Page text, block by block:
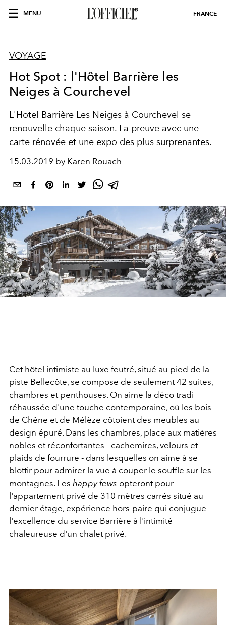
MENU FRANCE
VOYAGE
Hot Spot : l'Hôtel Barrière les
Neiges à Courchevel
L'Hotel Barrière Les Neiges à Courchevel se
renouvelle chaque saison. La preuve avec une
carte rénovée et une expo des plus surprenantes.
15.03.2019 by Karen Rouach
Cet hôtel intimiste au luxe feutré, situé au pied de la
piste Bellecôte, se compose de seulement 42 suites,
chambres et penthouses. On aime la déco tradi
réhaussée d'une touche contemporaine, où les bois
de Chêne et de Mélèze côtoient des meubles au
design épuré. Dans les chambres, place aux matières
nobles et réconfortantes - cachemires, velours et
plaids de fourrure - dans lesquelles on aime à se
blottir pour admirer la vue à couper le souffle sur les
montagnes. Les happy fews opteront pour
l'appartement privé de 310 mètres carrés situé au
dernier étage, expérience hors-paire qui conjugue
l'excellence du service Barrière à l'intimité
chaleureuse d'un chalet privé.